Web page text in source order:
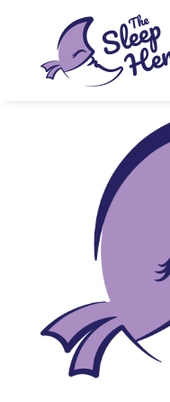
Kezdőlap/ Egyéb/